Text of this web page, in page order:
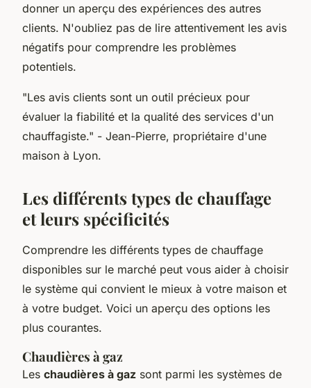
donner un aperçu des expériences des autres
clients. N'oubliez pas de lire attentivement les avis
négatifs pour comprendre les problèmes
potentiels.
"Les avis clients sont un outil précieux pour
évaluer la fiabilité et la qualité des services d'un
chauffagiste." - Jean-Pierre, propriétaire d'une
maison à Lyon.
Les différents types de chauffage
et leurs spécificités
Comprendre les différents types de chauffage
disponibles sur le marché peut vous aider à choisir
le système qui convient le mieux à votre maison et
à votre budget. Voici un aperçu des options les
plus courantes.
Chaudières à gaz
Les chaudières à gaz sont parmi les systèmes de